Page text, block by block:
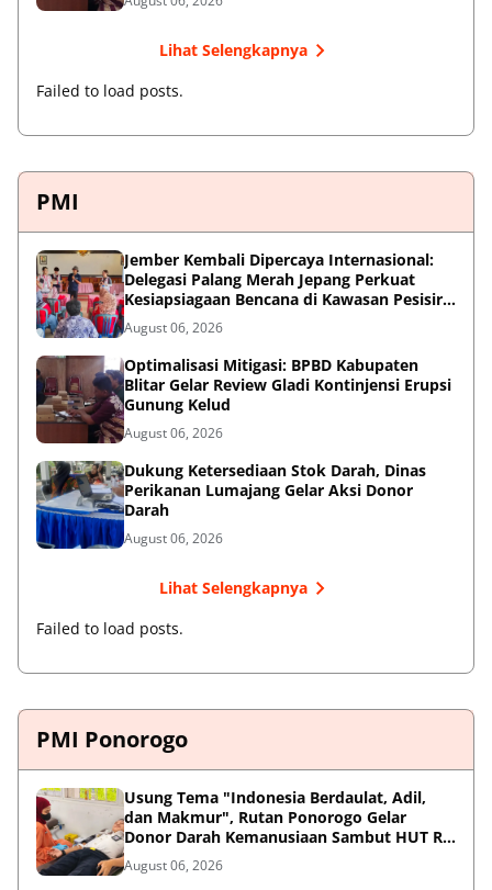
Lihat Selengkapnya
Failed to load posts.
PMI
Jember Kembali Dipercaya Internasional:
Delegasi Palang Merah Jepang Perkuat
Kesiapsiagaan Bencana di Kawasan Pesisir
dan Sekolah
August 06, 2026
Optimalisasi Mitigasi: BPBD Kabupaten
Blitar Gelar Review Gladi Kontinjensi Erupsi
Gunung Kelud
August 06, 2026
Dukung Ketersediaan Stok Darah, Dinas
Perikanan Lumajang Gelar Aksi Donor
Darah
August 06, 2026
Lihat Selengkapnya
Failed to load posts.
PMI Ponorogo
Usung Tema "Indonesia Berdaulat, Adil,
dan Makmur", Rutan Ponorogo Gelar
Donor Darah Kemanusiaan Sambut HUT RI
ke-81
August 06, 2026